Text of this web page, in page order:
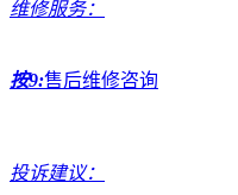
维修服务：
按9:售后维修咨询
投诉建议：